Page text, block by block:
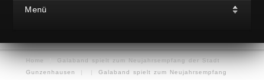
Menü
Home
Galaband spielt zum Neujahrsempfang der Stadt
Gunzenhausen
Galaband spielt zum Neujahrsempfang